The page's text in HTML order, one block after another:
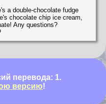
a double-chocolate fudge
chocolate chip ice cream,
Any questions?
перевода: 1.
версию!